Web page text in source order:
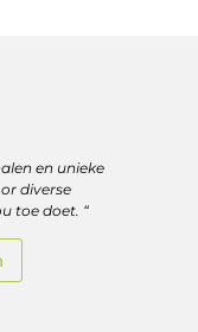
en unieke
diverse
toe doet. “